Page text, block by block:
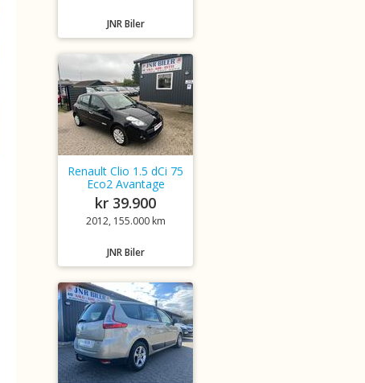
JNR Biler
Renault Clio 1.5 dCi 75
Eco2 Avantage
kr 39.900
2012, 155.000 km
JNR Biler